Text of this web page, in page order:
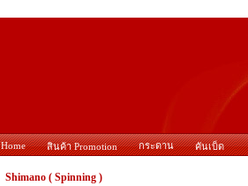
Home สินค้า Promotion กระดาน คันเบ็ด
Shimano ( Spinning )